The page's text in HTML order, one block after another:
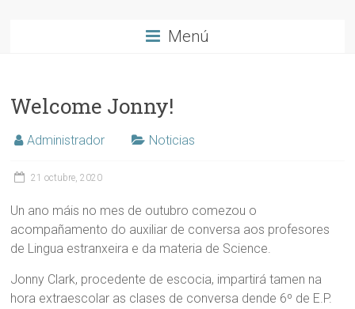
Menú
Welcome Jonny!
Administrador Noticias
21 octubre, 2020
Un ano máis no mes de outubro comezou o
acompañamento do auxiliar de conversa aos profesores
de Lingua estranxeira e da materia de Science.
Jonny Clark, procedente de escocia, impartirá tamen na
hora extraescolar as clases de conversa dende 6º de E.P.